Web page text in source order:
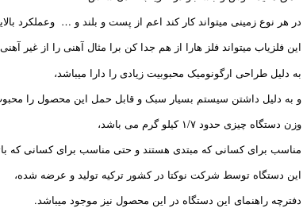
در هر نوع زمینی میتواند کار کند اعم از پست و بلند و … وعملکرد
این فلزیاب میتواند فلز هارا از هم جدا کن برا مثال آهنی را از غیر
به دلیل طراحی ارگونومیک محبوبیت زیادی را دارا میباشد،
و به دلیل داشتن سیستم بسیار سبک و قابل حمل این محصول را
وزن دستگاه چیزی حدود ۱/۷ کیلو گرم می باشد،
مناسب برای کسانی که مبتدی هستند و حتی مناسب برای کسانی که
این دستگاه توسط شرکت نوکتا در کشور ترکیه تولید و عرضه شده،
دفترچه راهنمای این دستگاه در این محصول نیز موجود میباشد.